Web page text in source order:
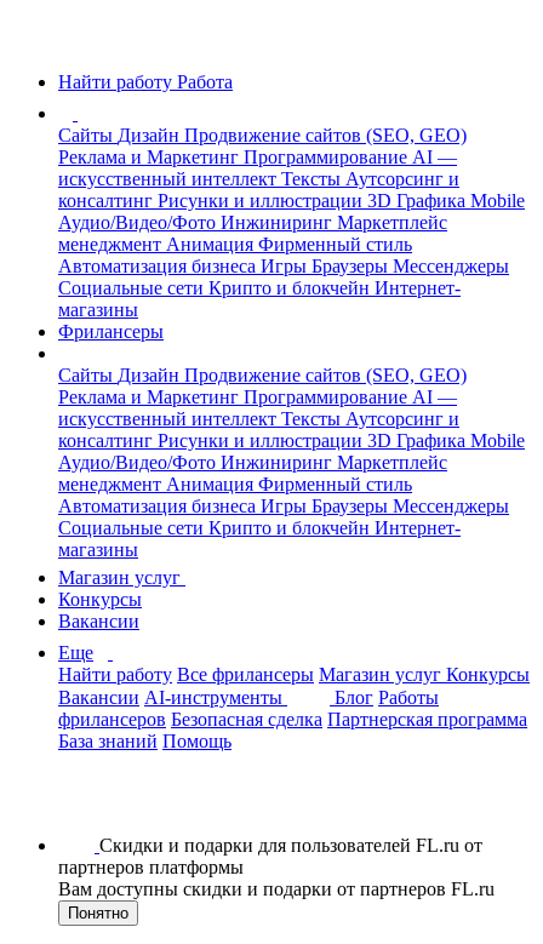
Найти работу Работа
Сайты Дизайн Продвижение сайтов (SEO, GEO)
Реклама и Маркетинг Программирование AI —
искусственный интеллект Тексты Аутсорсинг и
консалтинг Рисунки и иллюстрации 3D Графика Mobile
Аудио/Видео/Фото Инжиниринг Маркетплейс
менеджмент Анимация Фирменный стиль
Автоматизация бизнеса Игры Браузеры Мессенджеры
Социальные сети Крипто и блокчейн Интернет-
магазины
Фрилансеры
Сайты Дизайн Продвижение сайтов (SEO, GEO)
Реклама и Маркетинг Программирование AI —
искусственный интеллект Тексты Аутсорсинг и
консалтинг Рисунки и иллюстрации 3D Графика Mobile
Аудио/Видео/Фото Инжиниринг Маркетплейс
менеджмент Анимация Фирменный стиль
Автоматизация бизнеса Игры Браузеры Мессенджеры
Социальные сети Крипто и блокчейн Интернет-
магазины
Магазин услуг
Конкурсы
Вакансии
Еще
Найти работу Все фрилансеры Магазин услуг Конкурсы
Вакансии AI-инструменты Блог Работы
фрилансеров Безопасная сделка Партнерская программа
База знаний Помощь
Скидки и подарки для пользователей FL.ru от
партнеров платформы
Вам доступны скидки и подарки от партнеров FL.ru
Понятно